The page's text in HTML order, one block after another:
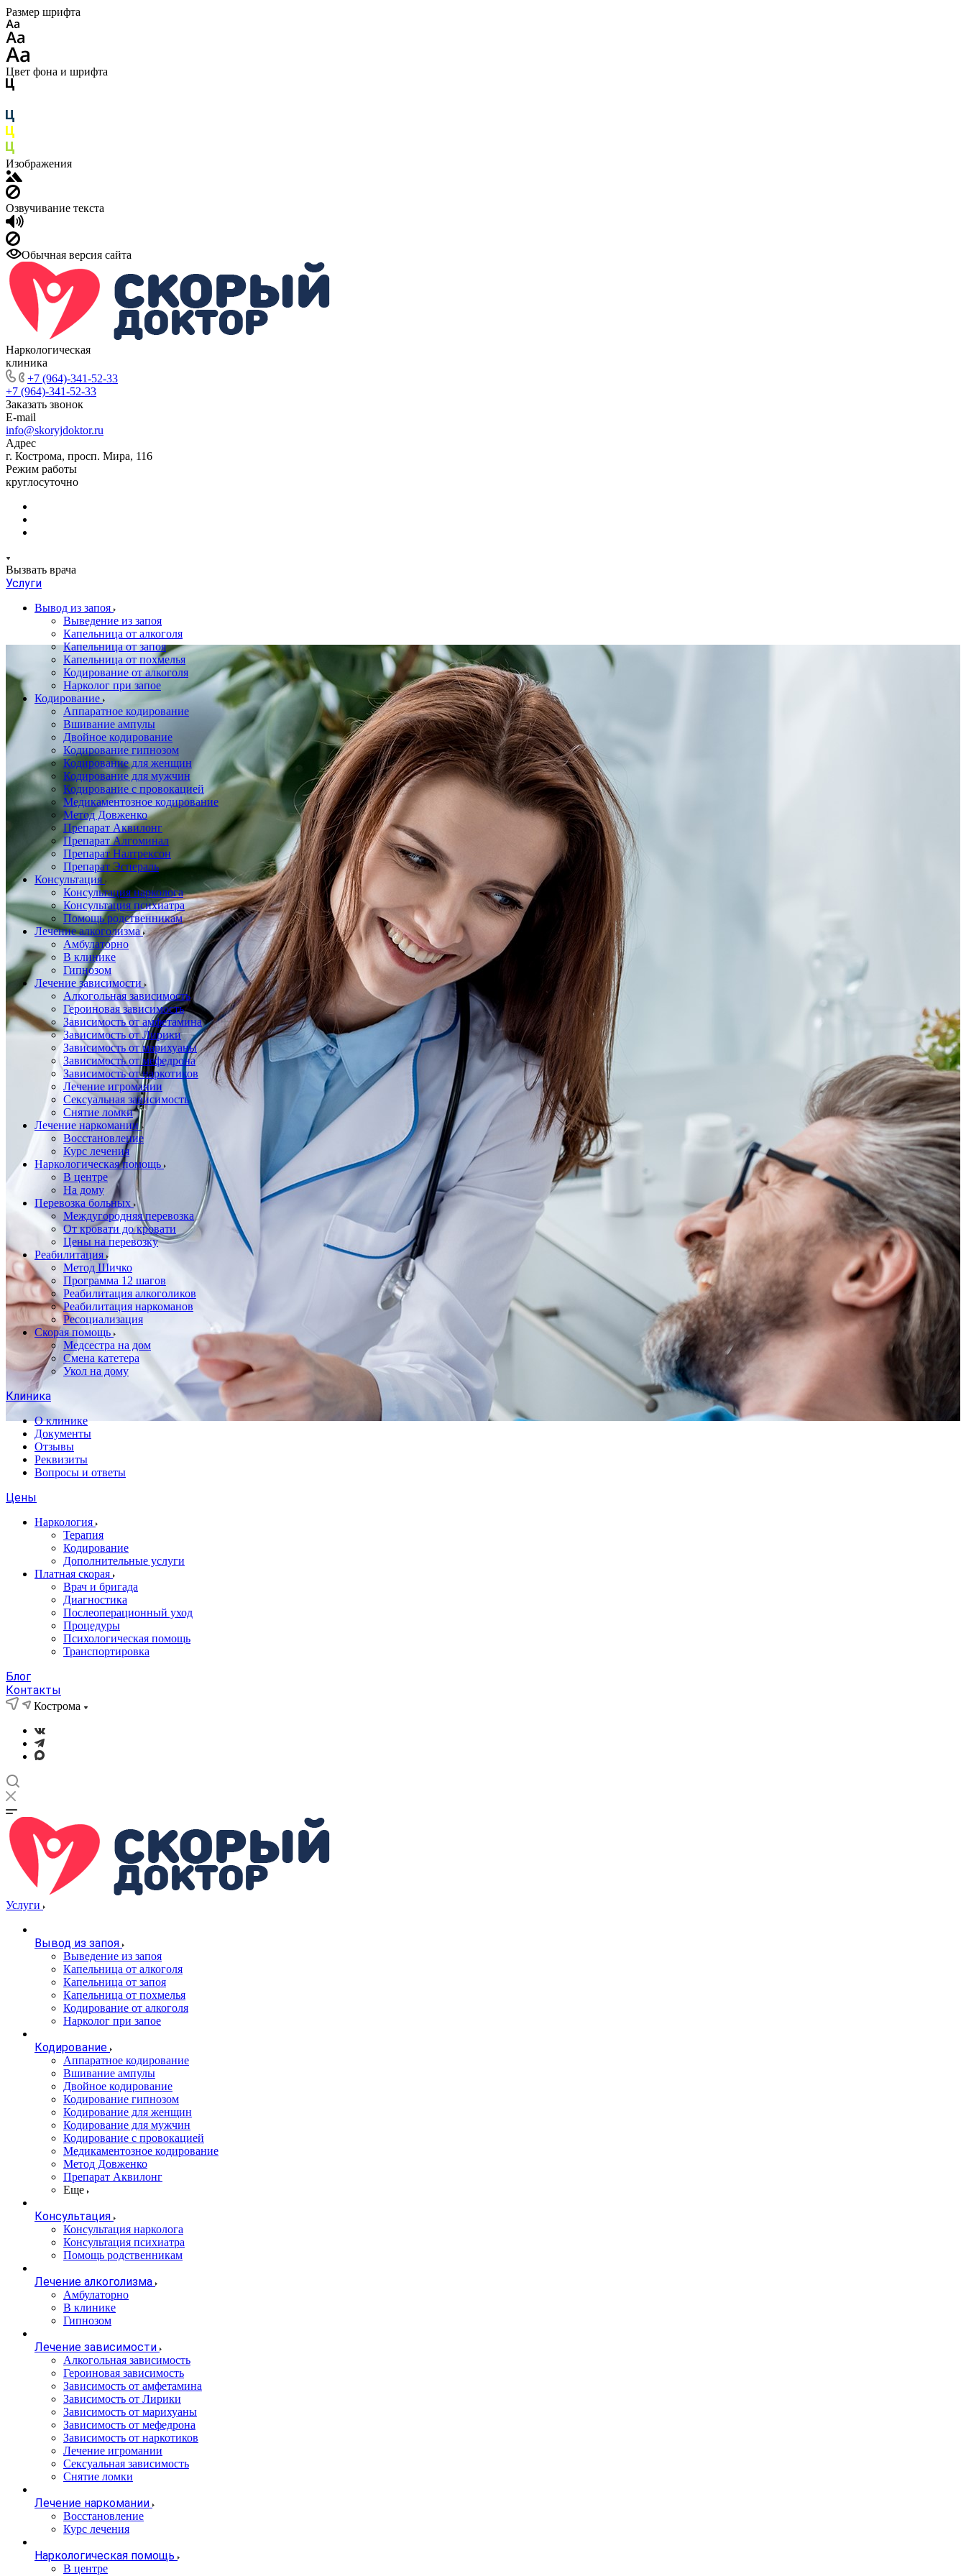
Размер шрифта
Цвет фона и шрифта
Изображения
Озвучивание текста
Обычная версия сайта
Наркологическая
клиника
+7 (964)-341-52-33
+7 (964)-341-52-33
Заказать звонок
E-mail
info@skoryjdoktor.ru
Адрес
г. Кострома, просп. Мира, 116
Режим работы
круглосуточно
Вызвать врача
Услуги
Вывод из запоя
Выведение из запоя
Капельница от алкоголя
Капельница от запоя
Капельница от похмелья
Кодирование от алкоголя
Нарколог при запое
Кодирование
Аппаратное кодирование
Вшивание ампулы
Двойное кодирование
Кодирование гипнозом
Кодирование для женщин
Кодирование для мужчин
Кодирование с провокацией
Медикаментозное кодирование
Метод Довженко
Препарат Аквилонг
Препарат Алгоминал
Препарат Налтрексон
Препарат Эспераль
Консультация
Консультация нарколога
Консультация психиатра
Помощь родственникам
Лечение алкоголизма
Амбулаторно
В клинике
Гипнозом
Лечение зависимости
Алкогольная зависимость
Героиновая зависимость
Зависимость от амфетамина
Зависимость от Лирики
Зависимость от марихуаны
Зависимость от мефедрона
Зависимость от наркотиков
Лечение игромании
Сексуальная зависимость
Снятие ломки
Лечение наркомании
Восстановление
Курс лечения
Наркологическая помощь
В центре
На дому
Перевозка больных
Междугородняя перевозка
От кровати до кровати
Цены на перевозку
Реабилитация
Метод Шичко
Программа 12 шагов
Реабилитация алкоголиков
Реабилитация наркоманов
Ресоциализация
Скорая помощь
Медсестра на дом
Смена катетера
Укол на дому
Клиника
О клинике
Документы
Отзывы
Реквизиты
Вопросы и ответы
Цены
Наркология
Терапия
Кодирование
Дополнительные услуги
Платная скорая
Врач и бригада
Диагностика
Послеоперационный уход
Процедуры
Психологическая помощь
Транспортировка
Блог
Контакты
Кострома
Услуги
Вывод из запоя
Выведение из запоя
Капельница от алкоголя
Капельница от запоя
Капельница от похмелья
Кодирование от алкоголя
Нарколог при запое
Кодирование
Аппаратное кодирование
Вшивание ампулы
Двойное кодирование
Кодирование гипнозом
Кодирование для женщин
Кодирование для мужчин
Кодирование с провокацией
Медикаментозное кодирование
Метод Довженко
Препарат Аквилонг
Еще
Консультация
Консультация нарколога
Консультация психиатра
Помощь родственникам
Лечение алкоголизма
Амбулаторно
В клинике
Гипнозом
Лечение зависимости
Алкогольная зависимость
Героиновая зависимость
Зависимость от амфетамина
Зависимость от Лирики
Зависимость от марихуаны
Зависимость от мефедрона
Зависимость от наркотиков
Лечение игромании
Сексуальная зависимость
Снятие ломки
Лечение наркомании
Восстановление
Курс лечения
Наркологическая помощь
В центре